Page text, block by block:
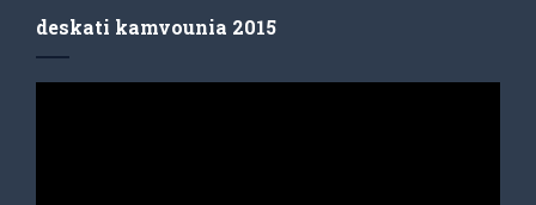
deskati kamvounia 2015